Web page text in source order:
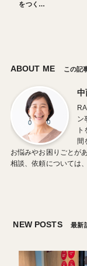
をつく…
ABOUT ME この記
中
ン
間
お悩みやお困りごとが
相談、依頼については、
NEW POSTS 最新